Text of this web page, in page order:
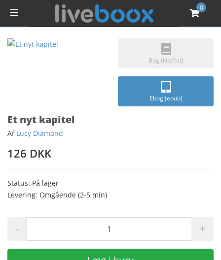
0
Bog (Hæftet)
Ebog (epub)
Et nyt kapitel
Af Lucy Diamond
126 DKK
Status: På lager
Levering: Omgående (2-5 min)
- +